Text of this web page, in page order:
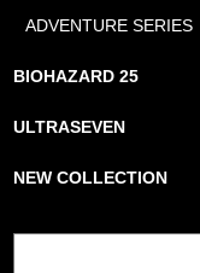
ADVENTURE SERIES
BIOHAZARD 25
ULTRASEVEN
NEW COLLECTION